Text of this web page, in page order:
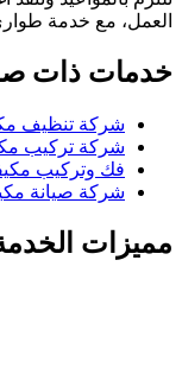
العمل، مع خدمة
خدمات ذات
شركة تنظيف
شركة تركيب
فك وتركيب
شركة صيانة
مميزات